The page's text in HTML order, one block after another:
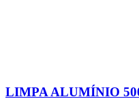
LIMPA ALUMÍNIO